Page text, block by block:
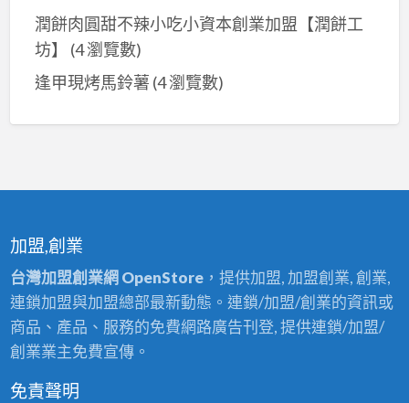
潤餅肉圓甜不辣小吃小資本創業加盟【潤餅工
坊】
(4 瀏覽數)
逢甲現烤馬鈴薯 (4 瀏覽數)
加盟,創業
台灣加盟創業網 OpenStore，提供加盟, 加盟創業, 創業,
連鎖加盟與加盟總部最新動態。連鎖/加盟/創業的資訊或
商品、產品、服務的免費網路廣告刊登, 提供連鎖/加盟/
創業業主免費宣傳。
免責聲明